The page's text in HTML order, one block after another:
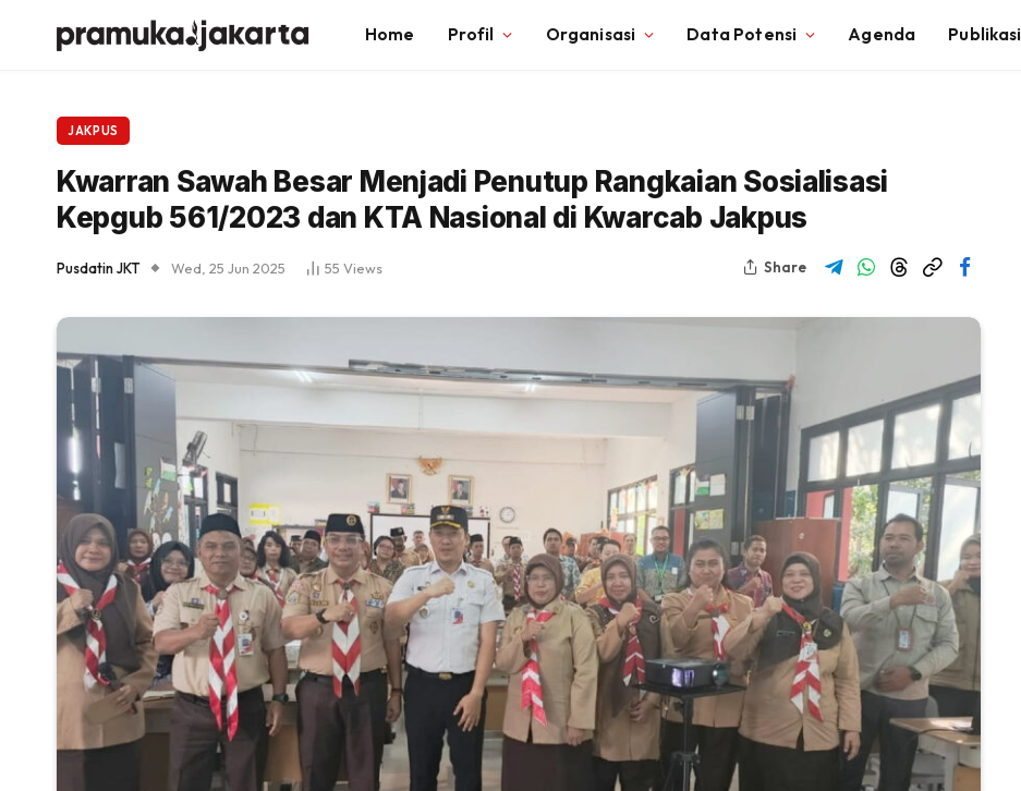
Home Profil Organisasi Data Potensi Agenda Publikasi
JAKPUS
Kwarran Sawah Besar Menjadi Penutup Rangkaian Sosialisasi
Kepgub 561/2023 dan KTA Nasional di Kwarcab Jakpus
Pusdatin JKT Wed, 25 Jun 2025 55 Views Share